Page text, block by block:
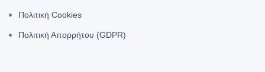
Πολιτική Cookies
Πολιτική Απορρήτου (GDPR)